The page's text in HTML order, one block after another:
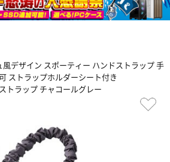
デザイン スポーティー ハンドストラップ 手
ストラップホルダーシート付き
トラップ チャコールグレー